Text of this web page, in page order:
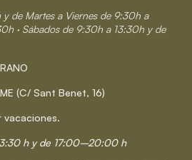
de Martes a Viernes de 9:30h a
· Sábados de 9:30h a 13:30h y de
(C/ Sant Benet, 16)
h y de 17:00–20:00 h